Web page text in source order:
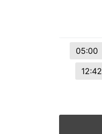
05:00
12:42